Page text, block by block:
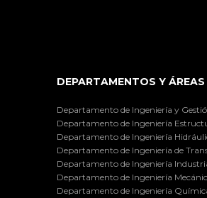
DEPARTAMENTOS Y
Departamento de Ingeniería y
Departamento de Ingeniería
Departamento de Ingeniería
Departamento de Ingeniería de
Departamento de Ingeniería
Departamento de Ingeniería
Departamento de Ingeniería